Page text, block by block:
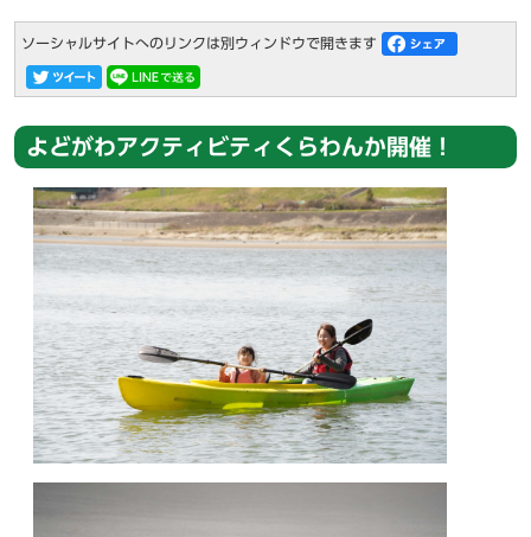
ソーシャルサイトへのリンクは別ウィンドウで開きます
よどがわアクティビティくらわんか開催！